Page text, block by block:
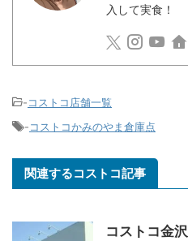
入して実食！
-コストコ店舗一覧
-コストコかみのやま倉庫点
関連するコストコ記事
コストコ金